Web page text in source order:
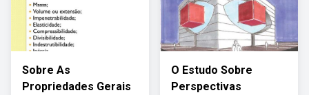
Sobre As
Propriedades Gerais
O Estudo Sobre
Perspectivas